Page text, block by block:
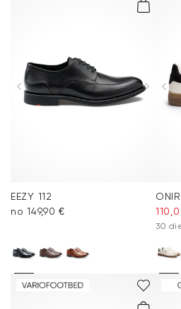
EEZY 112
no 149,90 €
30